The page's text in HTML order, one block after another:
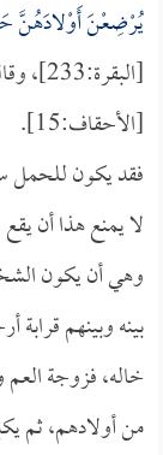
يُرْضِعْنَ أَوْلادَهُنَّ
[البقرة:233]، وقال تعالى:
[الأحقاف:15].
فقد يكون للحمل
لا يمنع هذا أن
وهي أن يكون
بينه وبينهم
خاله، فزوجة
من أولادهم، ثم